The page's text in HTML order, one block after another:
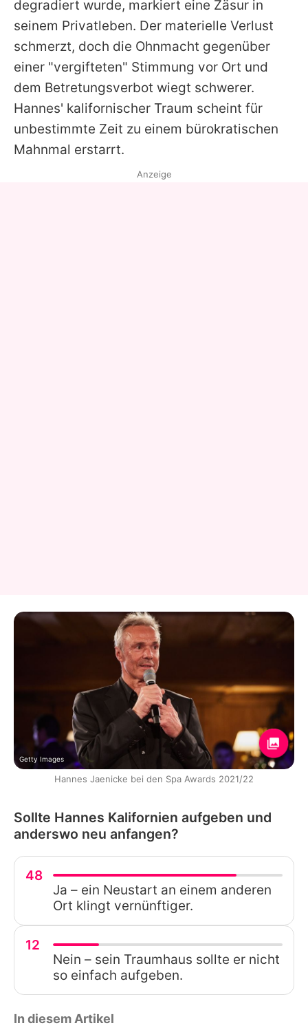
degradiert wurde, markiert eine Zäsur in
seinem Privatleben. Der materielle Verlust
schmerzt, doch die Ohnmacht gegenüber
einer "vergifteten" Stimmung vor Ort und
dem Betretungsverbot wiegt schwerer.
Hannes' kalifornischer Traum scheint für
unbestimmte Zeit zu einem bürokratischen
Mahnmal erstarrt.
Anzeige
Getty Images
Hannes Jaenicke bei den Spa Awards 2021/22
Sollte Hannes Kalifornien aufgeben und
anderswo neu anfangen?
48
Ja – ein Neustart an einem anderen
Ort klingt vernünftiger.
12
Nein – sein Traumhaus sollte er nicht
so einfach aufgeben.
In diesem Artikel